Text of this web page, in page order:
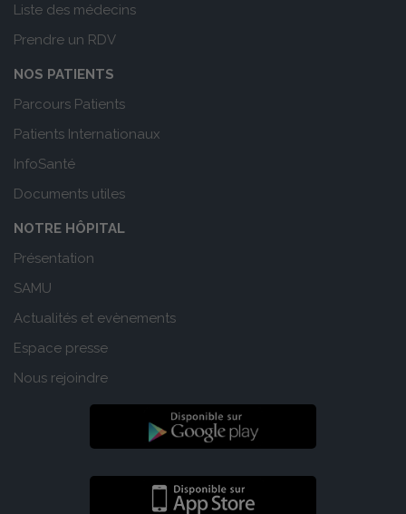
Liste des médecins
Prendre un RDV
NOS PATIENTS
Parcours Patients
Patients Internationaux
InfoSanté
Documents utiles
NOTRE HÔPITAL
Présentation
SAMU
Actualités et evènements
Espace presse
Nous rejoindre